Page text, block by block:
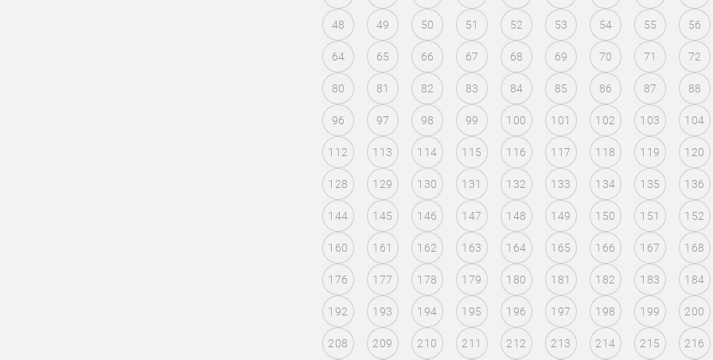
48 49 50 51 52 53 54 55 56
64 65 66 67 68 69 70 71 72
80 81 82 83 84 85 86 87 88
96 97 98 99 100 101 102 103 104
112 113 114 115 116 117 118 119 120
128 129 130 131 132 133 134 135 136
144 145 146 147 148 149 150 151 152
160 161 162 163 164 165 166 167 168
176 177 178 179 180 181 182 183 184
192 193 194 195 196 197 198 199 200
208 209 210 211 212 213 214 215 216